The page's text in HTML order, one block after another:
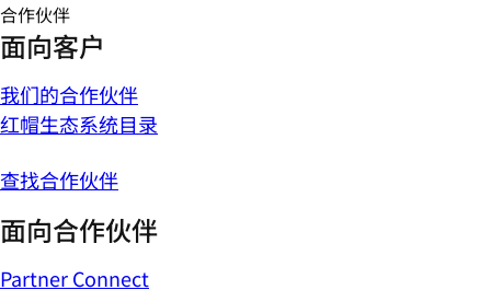
合作伙伴
面向客户
我们的合作伙伴
红帽生态系统目录
查找合作伙伴
面向合作伙伴
Partner Connect